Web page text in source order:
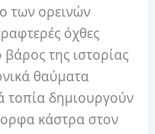
των ορεινών
όχθες
της ιστορίας
θαύματα
τοπία δημιουργούν
κάστρα στον